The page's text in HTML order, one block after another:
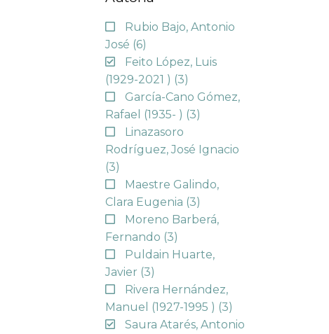
Rubio Bajo, Antonio
José (6)
Feito López, Luis
(1929-2021 ) (3)
García-Cano Gómez,
Rafael (1935- ) (3)
Linazasoro
Rodríguez, José Ignacio
(3)
Maestre Galindo,
Clara Eugenia (3)
Moreno Barberá,
Fernando (3)
Puldain Huarte,
Javier (3)
Rivera Hernández,
Manuel (1927-1995 ) (3)
Saura Atarés, Antonio